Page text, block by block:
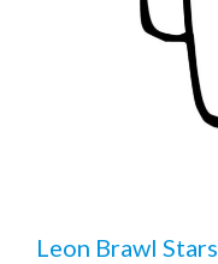
Leon Brawl Stars